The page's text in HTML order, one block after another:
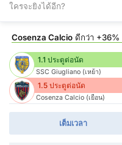
ใครจะยิงได้อีก?
Cosenza Calcio ดีกว่า +36%
1.1 ประตูต่อนัด
SSC Giugliano (เหย้า)
1.5 ประตูต่อนัด
Cosenza Calcio (เยือน)
เต็มเวลา